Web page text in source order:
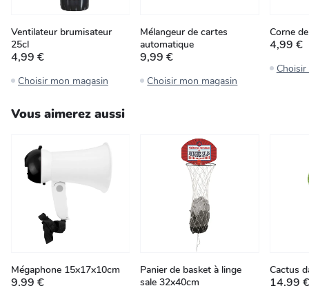
Ventilateur brumisateur
25cl
4,99 €
Choisir mon magasin
Mélangeur de cartes
automatique
9,99 €
Choisir mon magasin
Corne
4,99 €
Vous aimerez aussi
Mégaphone 15x17x10cm
9,99 €
Panier de basket à linge
sale 32x40cm
Cactus
14,99 €